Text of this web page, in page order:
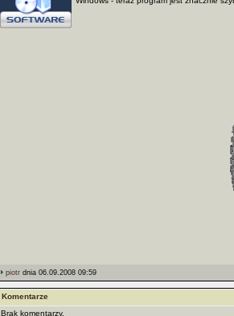
piotr dnia 06.09.2008 09:59
Komentarze
Brak komentarzy.